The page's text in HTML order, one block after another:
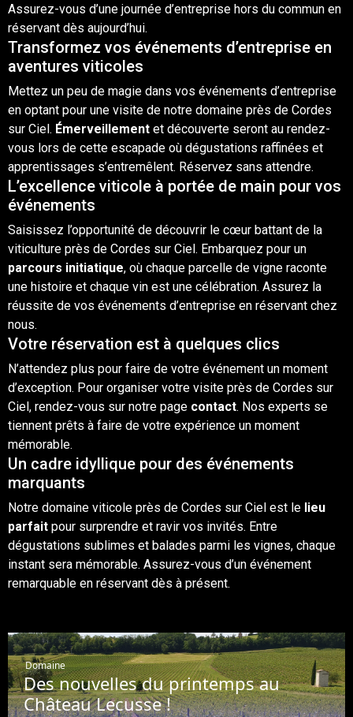
Assurez-vous d’une journée d’entreprise hors du commun en
réservant dès aujourd’hui.
Transformez vos événements d’entreprise en
aventures viticoles
Mettez un peu de magie dans vos événements d’entreprise
en optant pour une visite de notre domaine près de Cordes
sur Ciel. Émerveillement et découverte seront au rendez-
vous lors de cette escapade où dégustations raffinées et
apprentissages s’entremêlent. Réservez sans attendre.
L’excellence viticole à portée de main pour vos
événements
Saisissez l’opportunité de découvrir le cœur battant de la
viticulture près de Cordes sur Ciel. Embarquez pour un
parcours initiatique, où chaque parcelle de vigne raconte
une histoire et chaque vin est une célébration. Assurez la
réussite de vos événements d’entreprise en réservant chez
nous.
Votre réservation est à quelques clics
N’attendez plus pour faire de votre événement un moment
d’exception. Pour organiser votre visite près de Cordes sur
Ciel, rendez-vous sur notre page contact. Nos experts se
tiennent prêts à faire de votre expérience un moment
mémorable.
Un cadre idyllique pour des événements
marquants
Notre domaine viticole près de Cordes sur Ciel est le lieu
parfait pour surprendre et ravir vos invités. Entre
dégustations sublimes et balades parmi les vignes, chaque
instant sera mémorable. Assurez-vous d’un événement
remarquable en réservant dès à présent.
Domaine
Des nouvelles du printemps au
Château Lecusse !